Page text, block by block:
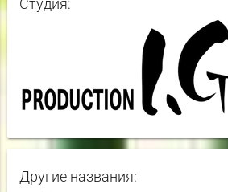
Студия:
Другие названия: